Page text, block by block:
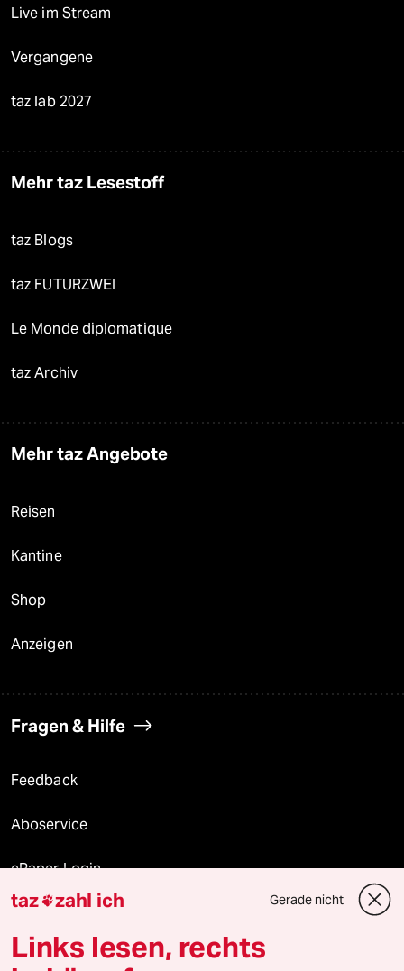
Live im Stream
Vergangene
taz lab 2027
Mehr taz Lesestoff
taz Blogs
taz FUTURZWEI
Le Monde diplomatique
taz Archiv
Mehr taz Angebote
Reisen
Kantine
Shop
Anzeigen
Fragen & Hilfe
Feedback
Aboservice
ePaper Login
Downloads für Abonnierende
taz zahl ich Gerade nicht
Links lesen, rechts